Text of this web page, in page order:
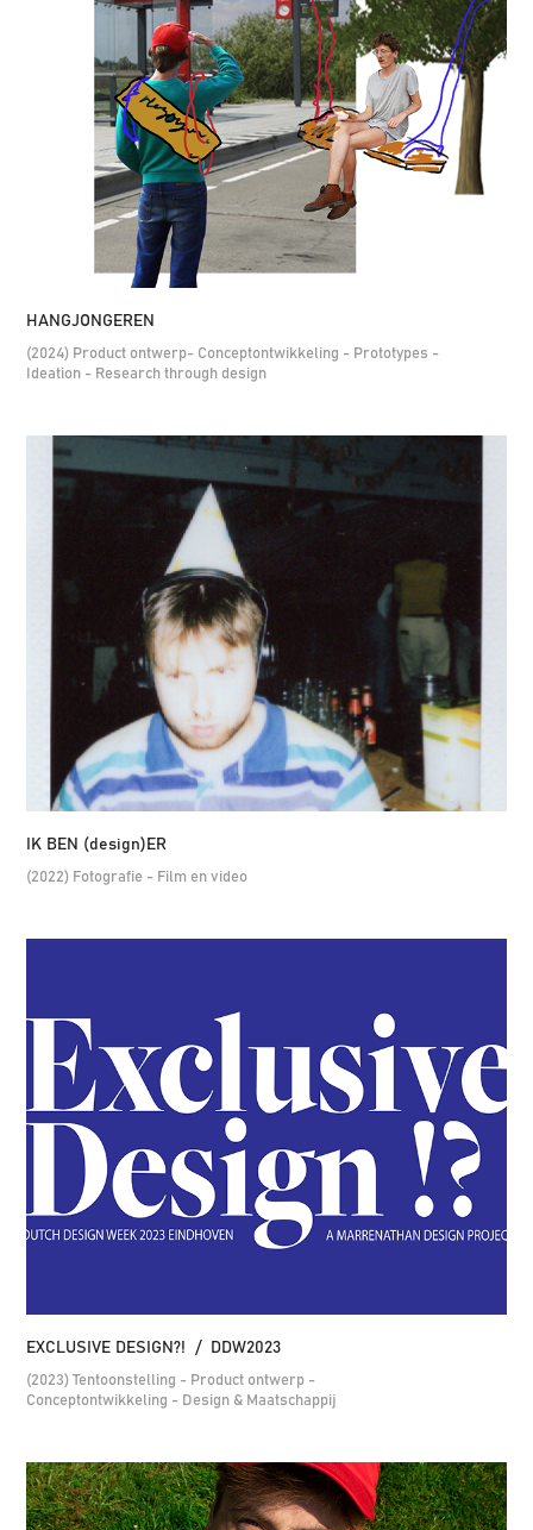
HANGJONGEREN
(2024) Product ontwerp- Conceptontwikkeling - Prototypes -
Ideation - Research through design
IK BEN (design)ER
(2022) Fotografie - Film en video
EXCLUSIVE DESIGN?!  /  DDW2023
(2023) Tentoonstelling - Product ontwerp -
Conceptontwikkeling - Design & Maatschappij